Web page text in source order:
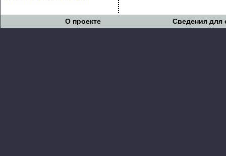
О проекте Сведения для